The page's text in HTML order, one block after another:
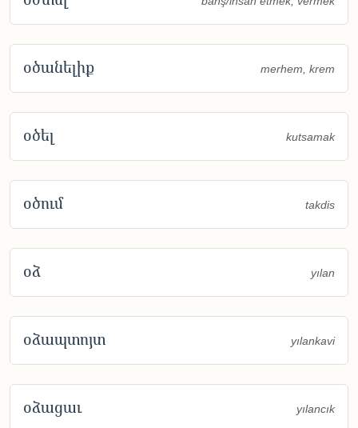
օծանելիք merhem, krem
օծել kutsamak
օծում takdis
օձ yılan
օձապտոյտ yılankavi
օձացաւ yılancık